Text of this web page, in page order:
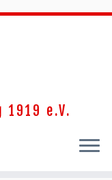
1919 e.V.